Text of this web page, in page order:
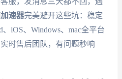
速器完美避开这些坑：稳定
iOS、Windows、mac全平台
时售后团队，有问题秒响